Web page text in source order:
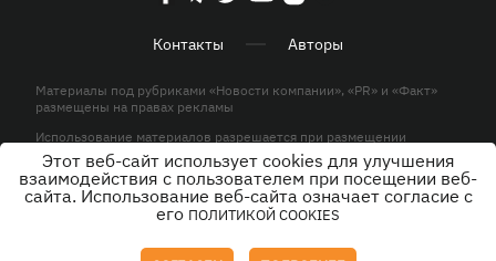
Контакты Авторы
Материалы под рубриками «Новости компании», «PR» и «Факт»
размещены на правах рекламы
Использование материалов разрешается при размещении
активной гиперссылки на KP.UA в первом абзаце.
© ООО «ЮЛАВ МЕДИА»,2026. Все права защищены.
Этот веб-сайт использует cookies для улучшения
взаимодействия с пользователем при посещении веб-
сайта. Использование веб-сайта означает согласие с
его ПОЛИТИКОЙ COOKIES